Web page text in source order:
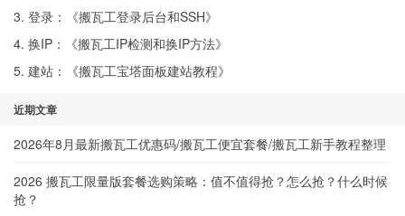
3. 登录：《搬瓦工登录后台和SSH》
4. 换IP：《搬瓦工IP检测和换IP方法》
5. 建站：《搬瓦工宝塔面板建站教程》
近期文章
2026年8月最新搬瓦工优惠码/搬瓦工便宜套餐/搬瓦工新手教程整理
2026 搬瓦工限量版套餐选购策略：值不值得抢？怎么抢？什么时候
抢？